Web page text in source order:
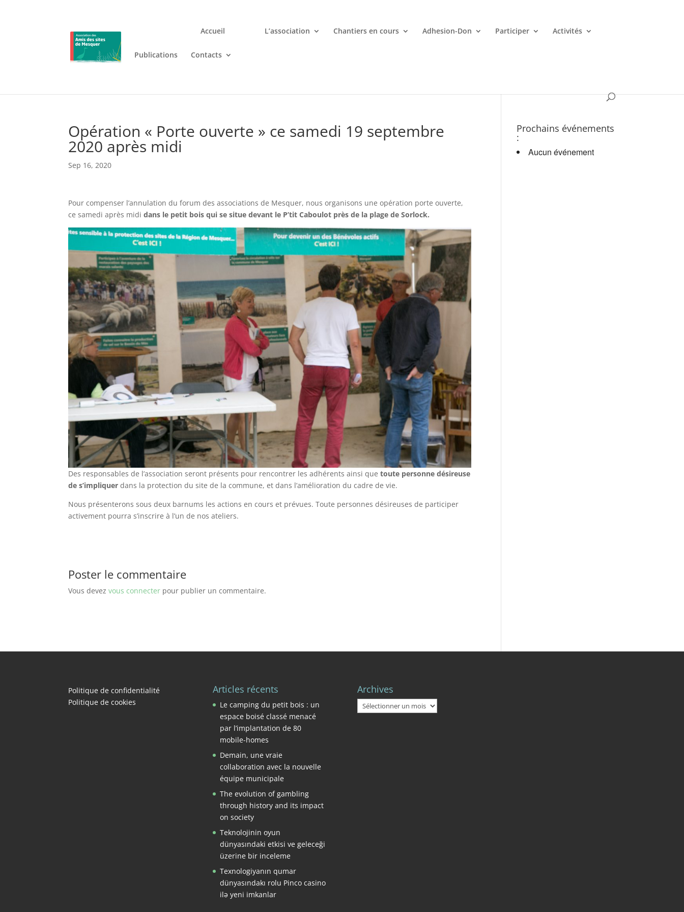
Accueil L’association Chantiers en cours Adhesion-Don Participer Activités
Publications Contacts
Jouez n’importe où et n’importe quand avec votre smartphone chez
Opération « Porte ouverte » ce samedi 19 septembre
2020 après midi
Sep 16, 2020
Pour compenser l’annulation du forum des associations de Mesquer, nous organisons une opération porte ouverte,
ce samedi après mididans le petit bois qui se situe devant le P’tit Caboulot près de la plage de Sorlock.
Des responsables de l’association seront présents pour rencontrer les adhérents ainsi quetoute personne désireuse
de s’impliquer dans la protection du site de la commune, et dans l’amélioration du cadre de vie.
Nous présenterons sous deux barnums les actions en cours et prévues. Toute personnes désireuses de participer
activement pourra s’inscrire à l’un de nos ateliers.
Poster le commentaire
Vous devezvous connecter pour publier un commentaire.
Prochains événements
:
Aucun événement
Politique de confidentialité
Politique de cookies
Articles récents
Le camping du petit bois : un
espace boisé classé menacé
par l’implantation de 80
mobile-homes
Demain, une vraie
collaboration avec la nouvelle
équipe municipale
The evolution of gambling
through history and its impact
on society
Teknolojinin oyun
dünyasındaki etkisi ve geleceği
üzerine bir inceleme
Texnologiyanın qumar
dünyasındakı rolu Pinco casino
ilə yeni imkanlar
Archives
Archives